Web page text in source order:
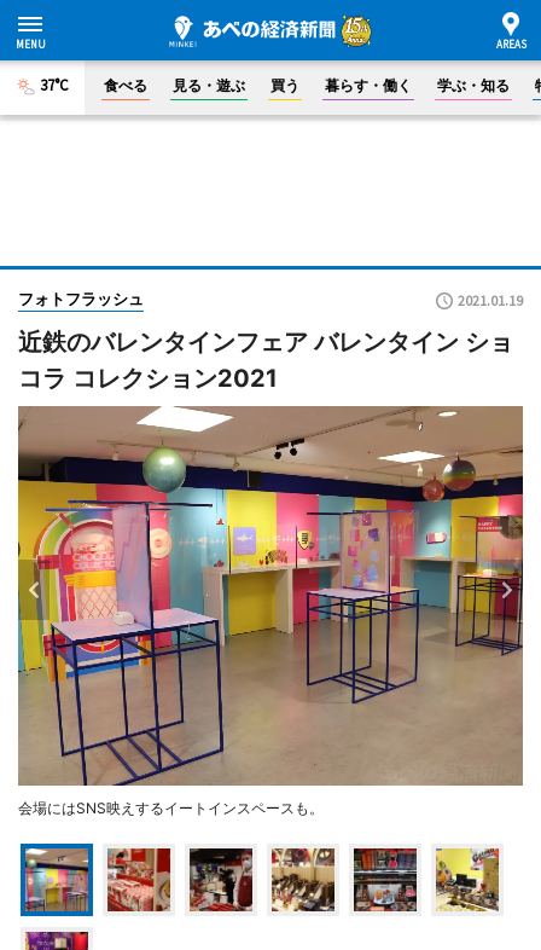
37°C 食べる 見る・遊ぶ 買う 暮らす・働く 学ぶ・知る
フォトフラッシュ 2021.01.19
近鉄のバレンタインフェア バレンタイン ショ
コラ コレクション2021
会場にはSNS映えするイートインスペースも。